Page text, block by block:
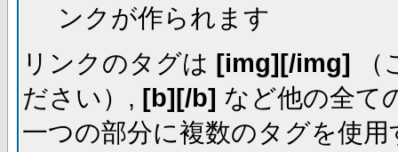
ンクが作られます
リンクのタグは [img][/img] （
ださい）, [b][/b] など他の全て
一つの部分に複数のタグを使